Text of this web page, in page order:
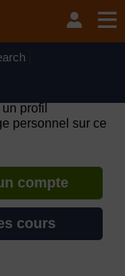
Wednesday 12
due to routine
profil
personnel sur ce
compte
cours